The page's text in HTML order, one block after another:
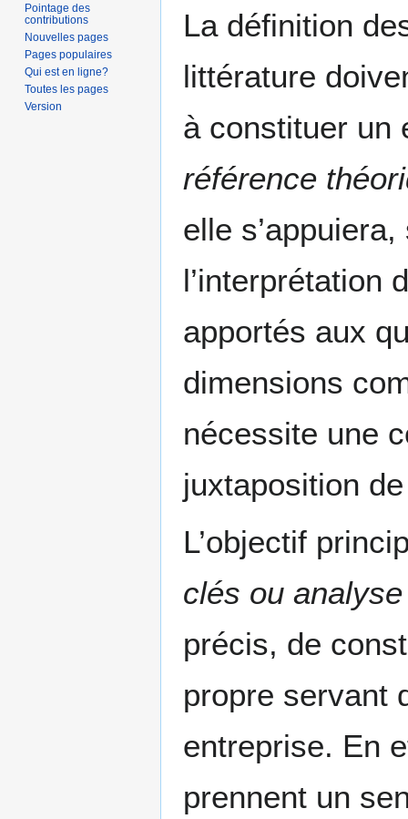
La définition
littérature
à constituer un
référence
elle
l’interprétation
apportés aux
dimensions
nécessite une
juxtaposition
L’objectif
clés ou
précis, de
propre servant
entreprise. En
prennent un
Pointage des
contributions
Nouvelles pages
Pages populaires
Qui est en ligne?
Toutes les pages
Version